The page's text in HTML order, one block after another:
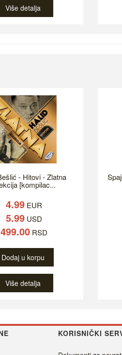
Više detalja
- Hitovi - Zlatna
[kompilac...
4.99 EUR
5.99 USD
499.00 RSD
Dodaj u korpu
Više detalja
KORISNIČKI